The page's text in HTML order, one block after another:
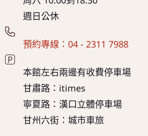
週日公休
預約專線：04 - 2311 7988
本館左右兩邊有收費停車場
甘肅路：itimes
寧夏路：漢口立體停車場
甘州六街：城市車旅